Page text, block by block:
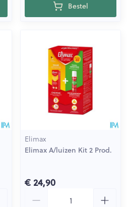
Bestel
Elimax
Elimax A/luizen Kit 2 Prod.
€ 24,90